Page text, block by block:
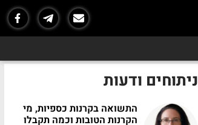
ניתוחים ודעות
התשואה בקרנות כספיות, מי
הקרנות הטובות וכמה תקבלו